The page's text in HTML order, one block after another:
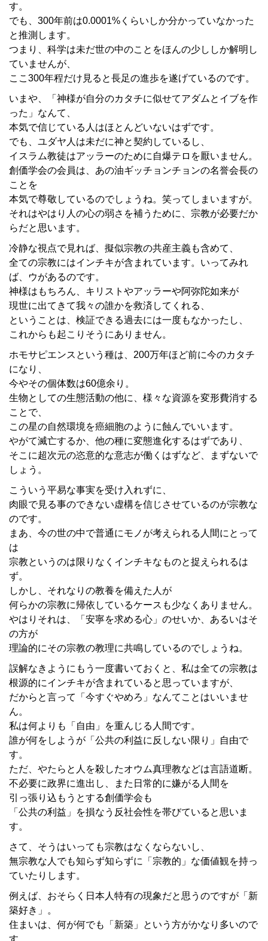
す。
でも、300年前は0.0001%くらいしか分かっていなかった
と推測します。
つまり、科学は未だ世の中のことをほんの少ししか解明し
ていませんが、
ここ300年程だけ見ると長足の進歩を遂げているのです。
いまや、「神様が自分のカタチに似せてアダムとイブを作
った」なんて、
本気で信じている人はほとんどいないはずです。
でも、ユダヤ人は未だに神と契約しているし、
イスラム教徒はアッラーのために自爆テロを厭いません。
創価学会の会員は、あの油ギッチョンチョンの名誉会長の
ことを
本気で尊敬しているのでしょうね。笑ってしまいますが。
それはやはり人の心の弱さを補うために、宗教が必要だか
らだと思います。
冷静な視点で見れば、擬似宗教の共産主義も含めて、
全ての宗教にはインチキが含まれています。いってみれ
ば、ウがあるのです。
神様はもちろん、キリストやアッラーや阿弥陀如来が
現世に出てきて我々の誰かを救済してくれる、
ということは、検証できる過去には一度もなかったし、
これからも起こりそうにありません。
ホモサピエンスという種は、200万年ほど前に今のカタチ
になり、
今やその個体数は60億余り。
生物としての生態活動の他に、様々な資源を変形費消する
ことで、
この星の自然環境を癌細胞のように蝕んでいいます。
やがて滅亡するか、他の種に変態進化するはずであり、
そこに超次元の恣意的な意志が働くはずなど、まずないで
しょう。
こういう平易な事実を受け入れずに、
肉眼で見る事のできない虚構を信じさせているのが宗教な
のです。
まあ、今の世の中で普通にモノが考えられる人間にとって
は
宗教というのは限りなくインチキなものと捉えられるは
ず。
しかし、それなりの教養を備えた人が
何らかの宗教に帰依しているケースも少なくありません。
やはりそれは、「安寧を求める心」のせいか、あるいはそ
の方が
理論的にその宗教の教理に共鳴しているのでしょうね。
誤解なきようにもう一度書いておくと、私は全ての宗教は
根源的にインチキが含まれていると思っていますが、
だからと言って「今すぐやめろ」なんてことはいいませ
ん。
私は何よりも「自由」を重んじる人間です。
誰が何をしようが「公共の利益に反しない限り」自由で
す。
ただ、やたらと人を殺したオウム真理教などは言語道断。
不必要に政界に進出し、また日常的に嫌がる人間を
引っ張り込もうとする創価学会も
「公共の利益」を損なう反社会性を帯びていると思いま
す。
さて、そうはいっても宗教はなくならないし、
無宗教な人でも知らず知らずに「宗教的」な価値観を持っ
ていたりします。
例えば、おそらく日本人特有の現象だと思うのですが「新
築好き」。
住まいは、何が何でも「新築」という方がかなり多いので
す。